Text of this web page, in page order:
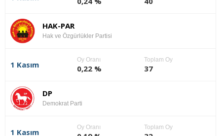
HAK-PAR
Hak ve Özgürlükler Partisi
1 Kasım
Oy Oranı
0,22 %
Toplam Oy
37
DP
Demokrat Parti
1 Kasım
Oy Oranı Toplam Oy